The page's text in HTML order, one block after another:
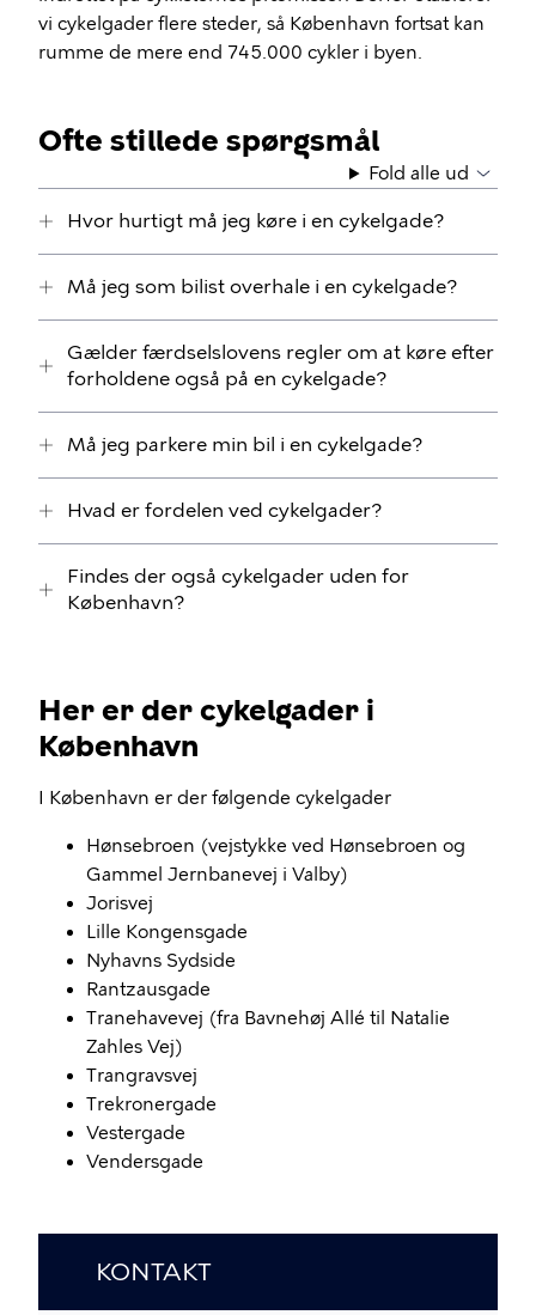
vi cykelgader flere steder, så København fortsat kan
rumme de mere end 745.000 cykler i byen.
Ofte stillede spørgsmål
Fold alle ud
Hvor hurtigt må jeg køre i en cykelgade?
Må jeg som bilist overhale i en cykelgade?
Gælder færdselslovens regler om at køre efter
forholdene også på en cykelgade?
Må jeg parkere min bil i en cykelgade?
Hvad er fordelen ved cykelgader?
Findes der også cykelgader uden for
København?
Her er der cykelgader i
København
I København er der følgende cykelgader
Hønsebroen (vejstykke ved Hønsebroen og
Gammel Jernbanevej i Valby)
Jorisvej
Lille Kongensgade
Nyhavns Sydside
Rantzausgade
Tranehavevej (fra Bavnehøj Allé til Natalie
Zahles Vej)
Trangravsvej
Trekronergade
Vestergade
Vendersgade
KONTAKT